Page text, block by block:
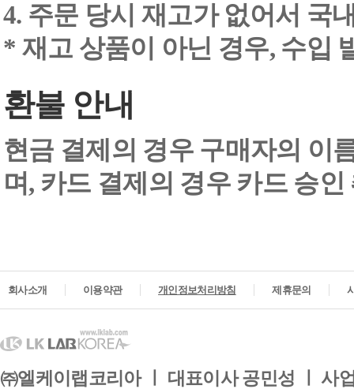
4. 주문 당시 재고가 없어서 국
* 재고 상품이 아닌 경우, 수입
환불 안내
현금 결제의 경우 구매자의 이
며, 카드 결제의 경우 카드 승
회사소개 이용약관 개인정보처리방침 제휴문의
㈜엘케이랩코리아 ㅣ 대표이사 공민성 ㅣ 사